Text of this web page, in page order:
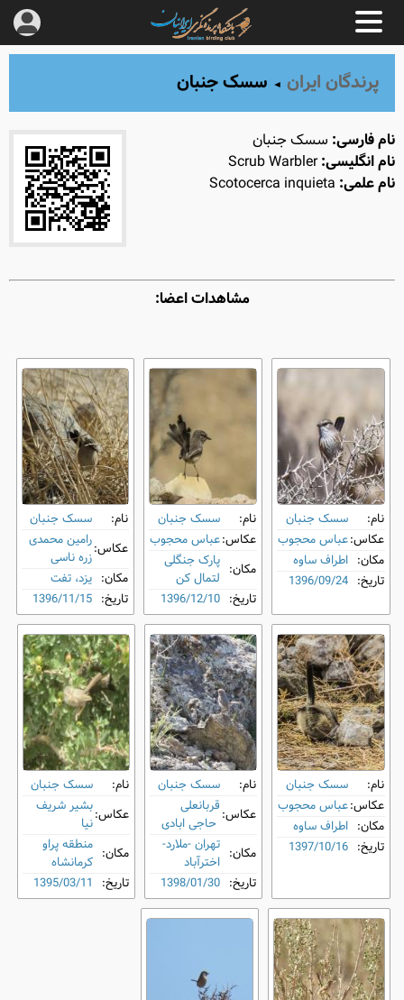
پرندگان ایران ◄ سسک جنبان
نام فارسی: سسک جنبان
نام انگلیسی:Scrub Warbler
نام علمی:
مشاهدات اعضا:
نام:
سسک جنبان
عکاس:عباس محجوب
مکان: اطراف ساوه
تاریخ: 1396/09/24
نام:
سسک جنبان
عکاس:عباس محجوب
مکان: پارک جنگلی
لتمال کن
تاریخ: 1396/12/10
نام:
سسک جنبان
عکاس:رامین محمدی
زره ناسی
مکان: یزد، تفت
تاریخ: 1396/11/15
نام:
سسک جنبان
عکاس:عباس محجوب
مکان: اطراف ساوه
تاریخ: 1397/10/16
نام:
سسک جنبان
عکاس:قربانعلی
حاجی ابادی
مکان: تهران -ملارد-
اخترآباد
تاریخ: 1398/01/30
نام:
سسک جنبان
عکاس:بشیر شریف
نیا
مکان: منطقه پراو
کرمانشاه
تاریخ: 1395/03/11